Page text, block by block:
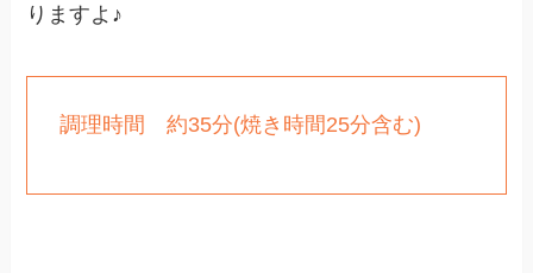
りますよ♪
調理時間 約35分(焼き時間25分含む)